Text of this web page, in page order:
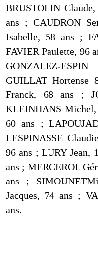
BRUSTOLIN
ans ; CAUDRON
Isabelle, 58 ans ;
FAVIER Paulette, 96
GONZALEZ-
GUILLAT Hortense
Franck, 68 ans ;
KLEINHANS
60 ans ;
LESPINASSE
96 ans ; LURY Jean,
ans ; MERCEROL
ans ;
Jacques, 74 ans ;
ans.